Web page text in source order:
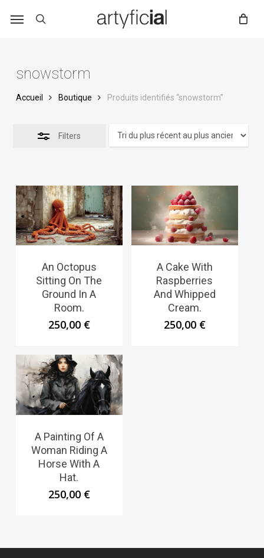
snowstorm
Accueil Boutique Produits identifiés “snowstorm”
Filters
An Octopus
Sitting On The
Ground In A
Room.
250,00 €
A Cake With
Raspberries
And Whipped
Cream.
250,00 €
A Painting Of A
Woman Riding A
Horse With A
Hat.
250,00 €